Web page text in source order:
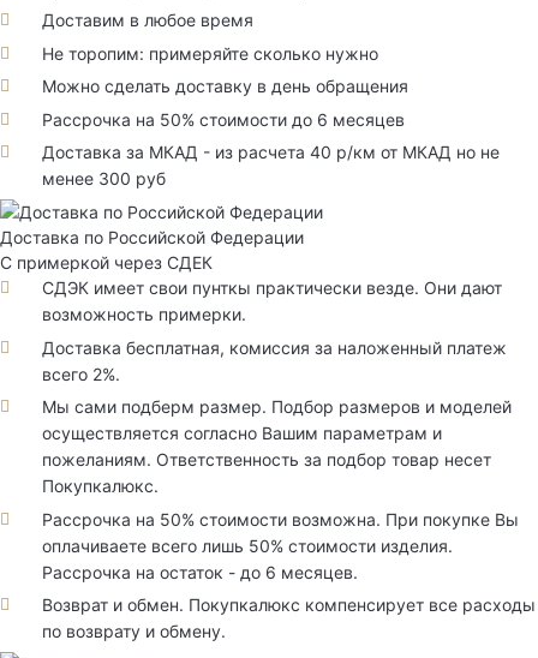
Доставим в любое время
Не торопим: примеряйте сколько нужно
Можно сделать доставку в день обращения
Рассрочка на 50% стоимости до 6 месяцев
Доставка за МКАД - из расчета 40 р/км от МКАД но не
менее 300 руб
Доставка по Российской Федерации
С примеркой через СДЕК
СДЭК имеет свои пунткы практически везде. Они дают
возможность примерки.
Доставка бесплатная, комиссия за наложенный платеж
всего 2%.
Мы сами подберм размер. Подбор размеров и моделей
осуществляется согласно Вашим параметрам и
пожеланиям. Ответственность за подбор товар несет
Покупкалюкс.
Рассрочка на 50% стоимости возможна. При покупке Вы
оплачиваете всего лишь 50% стоимости изделия.
Рассрочка на остаток - до 6 месяцев.
Возврат и обмен. Покупкалюкс компенсирует все расходы
по возврату и обмену.